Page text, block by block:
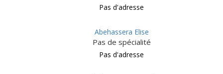
Pas d'adresse
Abehassera Elise
Pas de spécialité
Pas d'adresse